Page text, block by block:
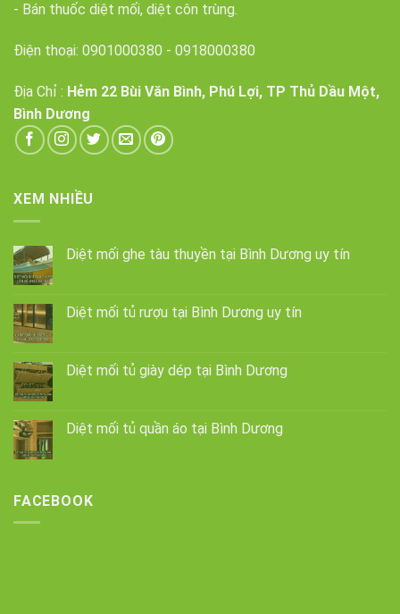
- Bán thuốc diệt mối, diệt côn trùng.
Điện thoại: 0901000380 - 0918000380
Địa Chỉ : Hẻm 22 Bùi Văn Bình, Phú Lợi, TP Thủ Dầu Một,
Bình Dương
XEM NHIỀU
Diệt mối ghe tàu thuyền tại Bình Dương uy tín
Diệt mối tủ rượu tại Bình Dương uy tín
Diệt mối tủ giày dép tại Bình Dương
Diệt mối tủ quần áo tại Bình Dương
FACEBOOK